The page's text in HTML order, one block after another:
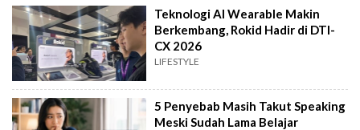
Teknologi AI Wearable Makin
Berkembang, Rokid Hadir di DTI-
CX 2026
LIFESTYLE
5 Penyebab Masih Takut Speaking
Meski Sudah Lama Belajar